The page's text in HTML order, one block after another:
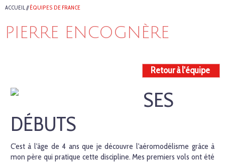
ACCUEIL//ÉQUIPES DE FRANCE
PIERRE ENCOGNÈRE
Retour à l'équipe
SES
DÉBUTS
C'est à l'âge de 4 ans que je découvre l'aéromodélisme grâce à
mon père qui pratique cette discipline. Mes premiers vols ont été